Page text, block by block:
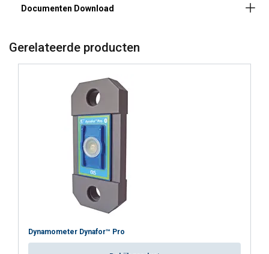
Materiaal:
Gerelateerde producten
Dynamometer Dynafor™ Pro